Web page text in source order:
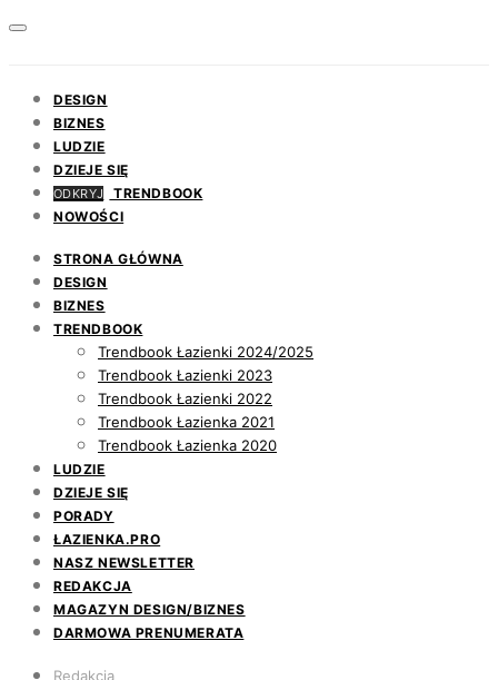
DESIGN
BIZNES
LUDZIE
DZIEJE SIĘ
ODKRYJ
TRENDBOOK
NOWOŚCI
STRONA GŁÓWNA
DESIGN
BIZNES
TRENDBOOK
Trendbook Łazienki 2024/2025
Trendbook Łazienki 2023
Trendbook Łazienki 2022
Trendbook Łazienka 2021
Trendbook Łazienka 2020
LUDZIE
DZIEJE SIĘ
PORADY
ŁAZIENKA.PRO
NASZ NEWSLETTER
REDAKCJA
MAGAZYN DESIGN/BIZNES
DARMOWA PRENUMERATA
Redakcja